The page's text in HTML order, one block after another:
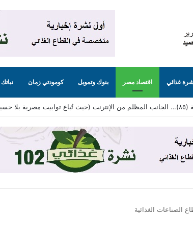
غذائي اقتصاد مصر بنوك وتمويل كومودتي زمان نباتك
الغذائية